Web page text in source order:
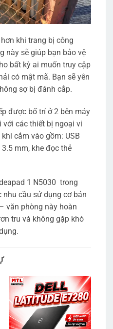
khi trang bị công
này sẽ giúp bạn bảo vệ
bất kỳ ai muốn truy cập
có mật mã. Bạn sẽ yên
sợ bị đánh cắp.
được bố trí ở 2 bên máy
với các thiết bị ngoại vi
cắm vào gồm: USB
mm, khe đọc thẻ
1 N5030 trong
nhu cầu sử dụng cơ bản
văn phòng này hoàn
tru và không gặp khó